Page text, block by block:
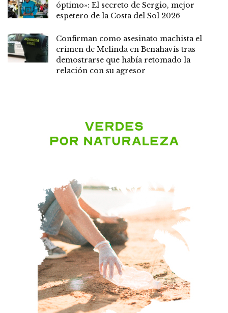
óptimo»: El secreto de Sergio, mejor
espetero de la Costa del Sol 2026
Confirman como asesinato machista el
crimen de Melinda en Benahavís tras
demostrarse que había retomado la
relación con su agresor